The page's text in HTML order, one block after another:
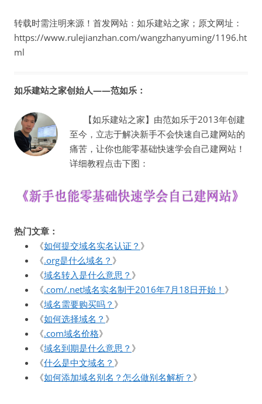
转载时需注明来源！首发网站：如乐建站之家；原文网址：
https://www.rulejianzhan.com/wangzhanyuming/1196.ht
ml
如乐建站之家创始人——范如乐：
【如乐建站之家】由范如乐于2013年创建
至今，立志于解决新手不会快速自己建网站的
痛苦，让你也能零基础快速学会自己建网站！
详细教程点击下图：
热门文章：
《如何提交域名实名认证？ 》
《.org是什么域名？ 》
《域名转入是什么意思？ 》
《.com/.net域名实名制于2016年7月18日开始！ 》
《域名需要购买吗？ 》
《如何选择域名？ 》
《.com域名价格》
《域名到期是什么意思？ 》
《什么是中文域名？ 》
《如何添加域名别名？怎么做别名解析？ 》